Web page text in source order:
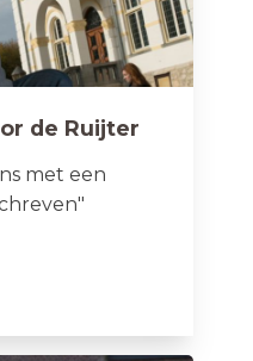
de Ruijter
met een